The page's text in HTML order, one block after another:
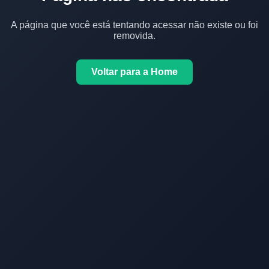
A página que você está tentando acessar não existe ou foi
removida.
Voltar para a Home